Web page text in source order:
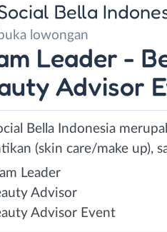
Bella
lowongan
Leader -
Advisor
Bella Indonesia
(skin care/make up),
Leader
Advisor
Advisor Event